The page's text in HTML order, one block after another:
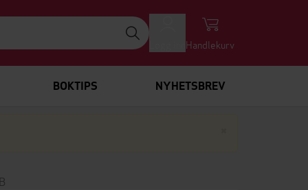
Handlekurv
BOKTIPS NYHETSBREV